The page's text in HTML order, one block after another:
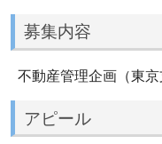
募集内容
不動産管理企画（東京
アピール